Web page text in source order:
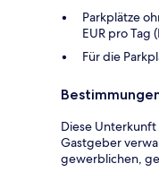
Parkplätze
EUR pro Tag
Für die
Diese
Gastgeber
gewerblichen,